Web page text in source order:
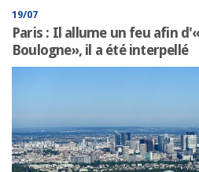
19/07
Paris : Il allume un feu afin
Boulogne», il a été interpellé